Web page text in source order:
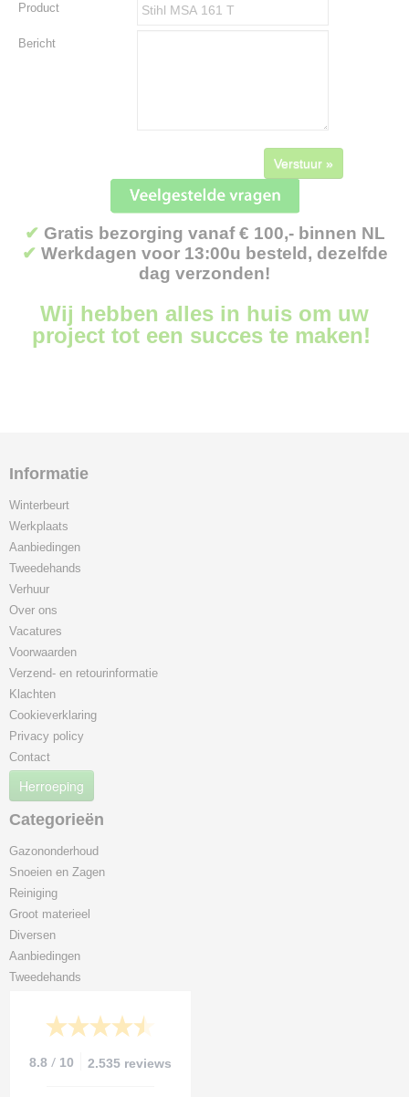
Product
Bericht
Verstuur »
✔ Gratis bezorging vanaf € 100,- binnen NL
✔ Werkdagen voor 13:00u besteld, dezelfde
dag verzonden!
Wij hebben alles in huis om uw
project tot een succes te maken!
Informatie
Winterbeurt
Werkplaats
Aanbiedingen
Tweedehands
Verhuur
Over ons
Vacatures
Voorwaarden
Verzend- en retourinformatie
Klachten
Cookieverklaring
Privacy policy
Contact
Herroeping
Categorieën
Gazononderhoud
Snoeien en Zagen
Reiniging
Groot materieel
Diversen
Aanbiedingen
Tweedehands
8.8 / 10 2.535 reviews